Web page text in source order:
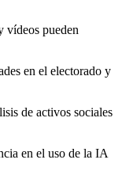
vídeos pueden
en el electorado y
de activos sociales
en el uso de la IA